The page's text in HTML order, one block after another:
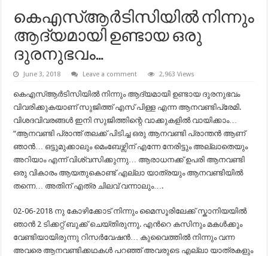
കെഎസ്ആർടിസിയിൽ നിന്നും
ആദ്യമായി ഉണ്ടായ ഒരു
ദുരനുഭവം…
June 3, 2018 Leave a comment 2,963 Views
കെഎസ്ആർടിസിയിൽ നിന്നും ആദ്യമായി ഉണ്ടായ ദുരനുഭവം
വിവരിക്കുകയാണ് സുജിത്ത് എസ് പിള്ള എന്ന ആനവണ്ടിപ്രേമി.
വിശദവിവരങ്ങൾ ഇനി സുജിത്തിന്റെ വാക്കുകളിൽ വായിക്കാം…
“ആനവണ്ടി പ്രാന്ത് തലക്ക് പിടിച്ച ഒരു ആനവണ്ടി പ്രാന്തന്‍ ആണ്
ഞാന്‍… ഒട്ടുമുക്കാലും മെംബേഴ്സിന് എന്നേ നേരിട്ടും അല്ലാതെയും
അറിയാം എന്ന് വിശ്വസിക്കുന്നു… ആരാധനക്ക് ഉപരി ആനവണ്ടി
ഒരു വികാരം ആയതുകൊണ്ട് എല്ലാ യാത്രയും ആനവണ്ടിയില്‍
തന്നെ… അതിന് എത്ര ചിലവ് വന്നാലും….
02-06-2018 നു കോഴിക്കോട് നിന്നും മൈസൂരിലേക്ക് സ്കാനിയയില്‍
ഞാന്‍ 2 ടിക്കറ്റ് ബുക്ക് ചെയ്തിരുന്നു. എന്‍റെ കസിനും മകള്‍ക്കും
വേണ്ടിയായിരുന്നു റിസര്‍വേഷന്‍… കുവൈത്തില്‍ നിന്നും വന്ന
അവരെ ആനവണ്ടിക്കഥകള്‍ പറഞ്ഞ് അവരുടെ എല്ലാ യാത്രകളും